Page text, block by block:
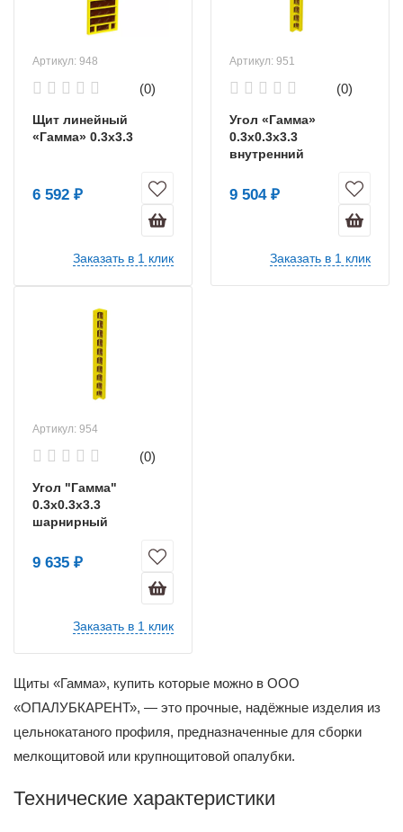
Артикул: 948
(0)
Щит линейный
«Гамма» 0.3х3.3
6 592 ₽
Заказать в 1 клик
Артикул: 951
(0)
Угол «Гамма»
0.3х0.3х3.3
внутренний
9 504 ₽
Заказать в 1 клик
Артикул: 954
(0)
Угол "Гамма"
0.3х0.3х3.3
шарнирный
9 635 ₽
Заказать в 1 клик
Щиты «Гамма», купить которые можно в ООО
«ОПАЛУБКАРЕНТ», — это прочные, надёжные изделия из
цельнокатаного профиля, предназначенные для сборки
мелкощитовой или крупнощитовой опалубки.
Технические характеристики